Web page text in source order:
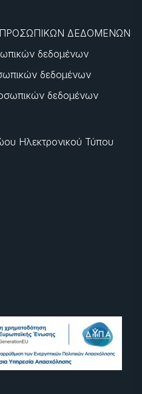
ΠΡΟΣΩΠΙΚΩΝ ΔΕΔΟΜΕΝΩΝ
δεδομένων
δεδομένων
δεδομένων
Ηλεκτρονικού Τύπου